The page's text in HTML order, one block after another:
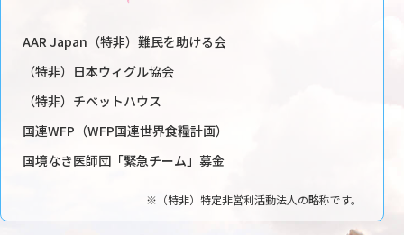
AAR Japan（特非）難民を助ける会
（特非）日本ウィグル協会
（特非）チベットハウス
国連WFP（WFP国連世界食糧計画）
国境なき医師団「緊急チーム」募金
※（特非）特定非営利活動法人の略称です。